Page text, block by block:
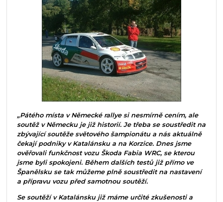
„Pátého místa v Německé rallye si nesmírně cením, ale
soutěž v Německu je již historií. Je třeba se soustředit na
zbývající soutěže světového šampionátu a nás aktuálně
čekají podniky v Katalánsku a na Korzice. Dnes jsme
ověřovali funkčnost vozu Škoda Fabia WRC, se kterou
jsme byli spokojeni. Během dalších testů již přímo ve
Španělsku se tak můžeme plně soustředit na nastavení
a přípravu vozu před samotnou soutěží.
Se soutěží v Katalánsku již máme určité zkušenosti a